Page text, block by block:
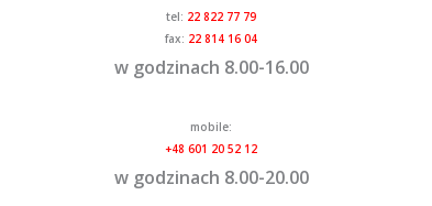
tel: 22 822 77 79
fax: 22 814 16 04
w godzinach 8.00-16.00
mobile:
+48 601 20 52 12
w godzinach 8.00-20.00